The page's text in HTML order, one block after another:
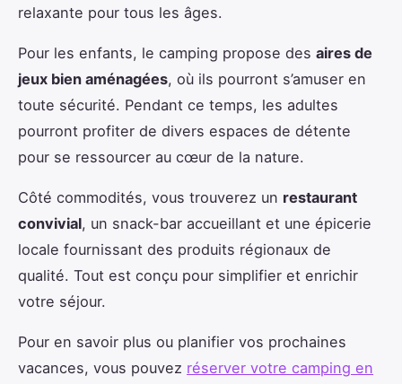
relaxante pour tous les âges.
Pour les enfants, le camping propose des aires de
jeux bien aménagées, où ils pourront s’amuser en
toute sécurité. Pendant ce temps, les adultes
pourront profiter de divers espaces de détente
pour se ressourcer au cœur de la nature.
Côté commodités, vous trouverez un restaurant
convivial, un snack-bar accueillant et une épicerie
locale fournissant des produits régionaux de
qualité. Tout est conçu pour simplifier et enrichir
votre séjour.
Pour en savoir plus ou planifier vos prochaines
vacances, vous pouvez réserver votre camping en